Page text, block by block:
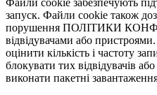
Файли cookie забезпечують
запуск. Файли cookie також
порушення ПОЛІТИКИ
відвідувачами або
оцінити кількість і частоту
блокувати тих відвідувачів
виконати пакетні